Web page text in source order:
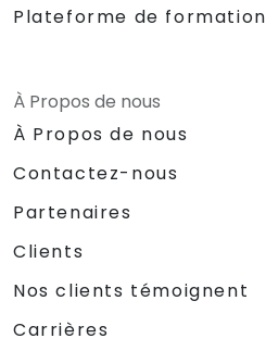
Plateforme de formation
À Propos de nous
À Propos de nous
Contactez-nous
Partenaires
Clients
Nos clients témoignent
Carrières